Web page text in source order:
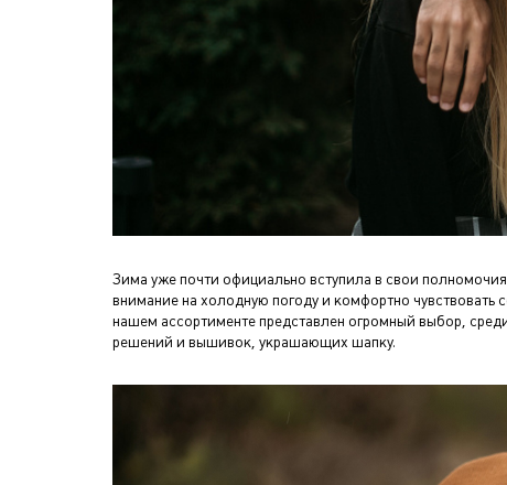
Зима уже почти официально вступила в свои
внимание на холодную погоду и комфортно
нашем ассортименте представлен огромный выбор,
решений и вышивок, украшающих шапку.